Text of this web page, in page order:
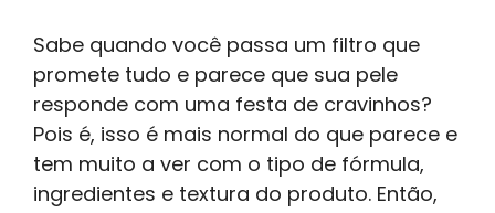
Sabe quando você passa um filtro que
promete tudo e parece que sua pele
responde com uma festa de cravinhos?
Pois é, isso é mais normal do que parece e
tem muito a ver com o tipo de fórmula,
ingredientes e textura do produto. Então,